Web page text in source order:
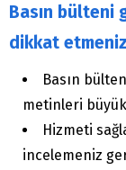
Basın bülteni
dikkat
Basın
metinleri
Hizmeti
incelemeniz